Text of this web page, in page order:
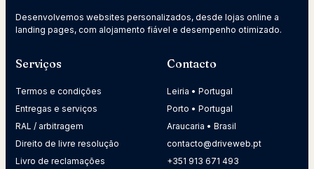
Desenvolvemos websites personalizados, desde lojas online a
landing pages, com alojamento fiável e desempenho otimizado.
Serviços
Termos e condições
Entregas e serviços
RAL / arbitragem
Direito de livre resolução
Livro de reclamações
Contacto
Leiria • Portugal
Porto • Portugal
Araucaria • Brasil
contacto@driveweb.pt
+351 913 671 493